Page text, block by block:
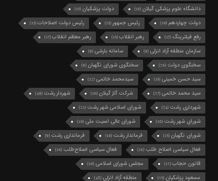
دانشگاه علوم پزشکی گیلان (15) دولت پزشکیان (15)
دولت چهاردهم (10) رئیس جمهور(13) رئیس دولت اصلاحات(13)
رفع فیلترینگ (17) رهبر انقلاب(15) رهبر معظم انقلاب(17)
سازمان منطقه آزاد انزلی (9) سامانه بارشی (9)
سخنگوی دولت (26) سخنگوی شورای نگهبان (9)
سید حسن خمینی (15) سیدمحمد خاتمی (12)
سید محمد خاتمی (27) شرکت گاز گیلان (10) شهردار رشت (49)
شهرداری رشت (74) شورای اسلامی شهر رشت (21)
شورای شهر رشت (10) شورای عالی امنیت ملی (10)
شورای نگهبان (13) فرماندار رشت (10) فرمانداری رشت (9)
فعال سیاسی اصلاح طلب (16) فعال سیاسی اصلاح‌طلب (10)
قانون حجاب(12) مجلس شورای اسلامی (10)
مسعود پزشکیان (23) منطقه آزاد انزلی (48)